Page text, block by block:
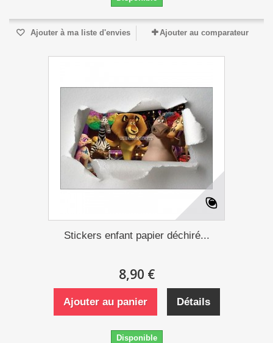
Ajouter à ma liste d'envies Ajouter au comparateur
Stickers enfant papier déchiré...
8,90 €
Ajouter au panier Détails
Disponible